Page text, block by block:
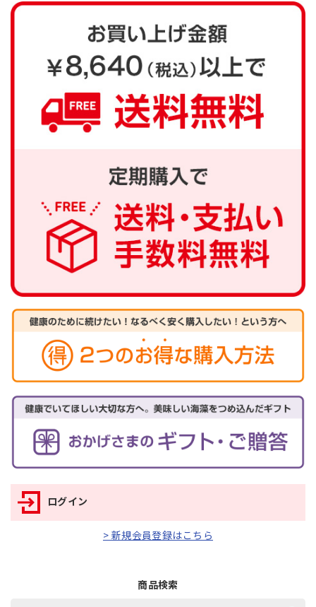
ログイン
> 新規会員登録はこちら
商品検索